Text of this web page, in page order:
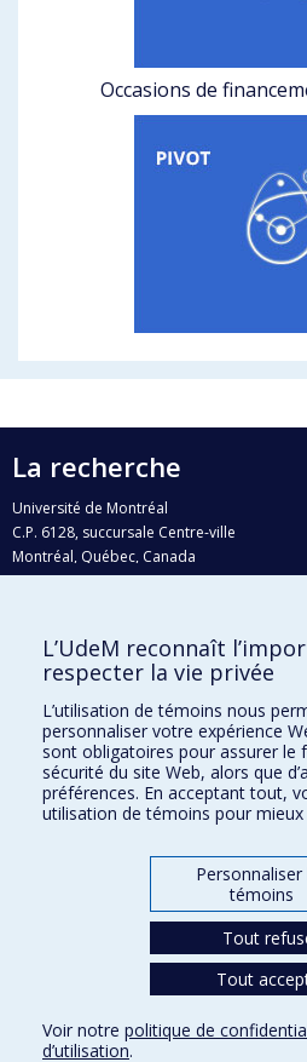
Occasions de
La recherche
Université de Montréal
C.P. 6128, succursale Centre-ville
Montréal, Québec, Canada
H3C 3J7
Qui fait quoi?
Nous trouver
Plan du site
Accessibilité
Conditions d’utilisation
L’UdeM reconnaît
respecter la vie privée
L’utilisation de témoins nous
personnaliser votre expérience
sont obligatoires pour assurer le
sécurité du site Web, alors que
préférences. En acceptant tout,
utilisation de témoins pour
Personnaliser
témoins
Tout
Tout
Voir notre politique de
d’utilisation.